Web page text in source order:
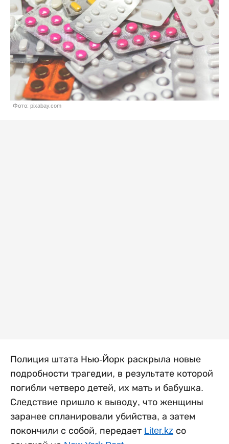
Фото: pixabay.com
Полиция штата Нью-Йорк раскрыла новые
подробности трагедии, в результате которой
погибли четверо детей, их мать и бабушка.
Следствие пришло к выводу, что женщины
заранее спланировали убийства, а затем
покончили с собой, передает Liter.kz со